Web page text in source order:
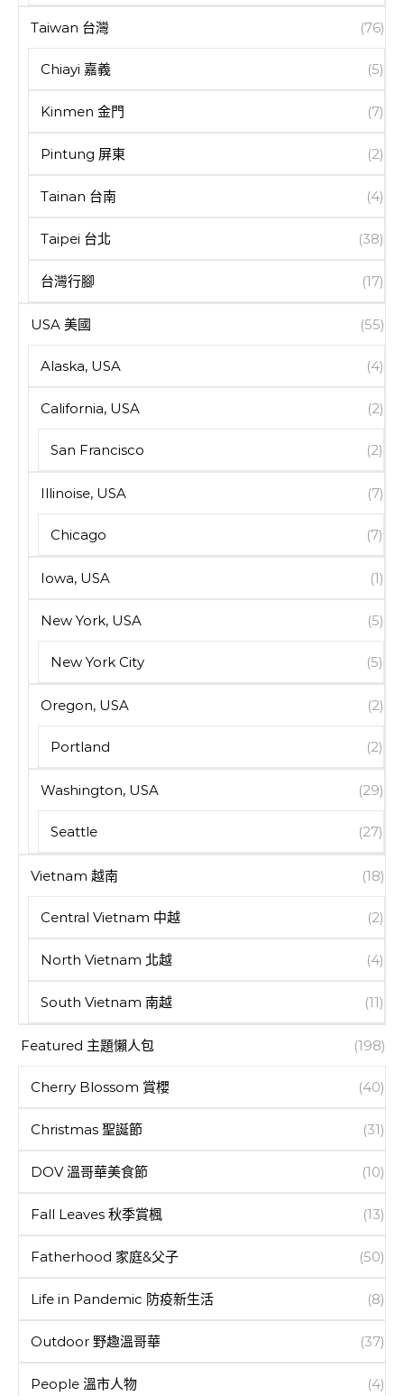
Taiwan 台灣 (76)
Chiayi 嘉義 (5)
Kinmen 金門 (7)
Pintung 屏東 (2)
Tainan 台南 (4)
Taipei 台北 (38)
台灣行腳 (17)
USA 美國 (55)
Alaska, USA (4)
California, USA (2)
San Francisco (2)
Illinoise, USA (7)
Chicago (7)
Iowa, USA (1)
New York, USA (5)
New York City (5)
Oregon, USA (2)
Portland (2)
Washington, USA (29)
Seattle (27)
Vietnam 越南 (18)
Central Vietnam 中越 (2)
North Vietnam 北越 (4)
South Vietnam 南越 (11)
Featured 主題懶人包 (198)
Cherry Blossom 賞櫻 (40)
Christmas 聖誕節 (31)
DOV 溫哥華美食節 (10)
Fall Leaves 秋季賞楓 (13)
Fatherhood 家庭&父子 (50)
Life in Pandemic 防疫新生活 (8)
Outdoor 野趣溫哥華 (37)
People 溫市人物 (4)